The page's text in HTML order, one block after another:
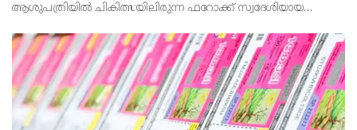
ആശുപത്രിയിൽ ചികിത്സയിലിരുന്ന ഫറോക്ക് സ്വദേശിയായ